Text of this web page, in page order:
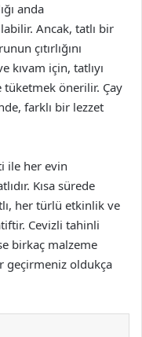
anda
Ancak, tatlı bir
çıtırlığını
kıvam için, tatlıyı
tüketmek önerilir. Çay
farklı bir lezzet
ile her evin
Kısa sürede
her türlü etkinlik ve
Cevizli tahinli
birkaç malzeme
geçirmeniz oldukça